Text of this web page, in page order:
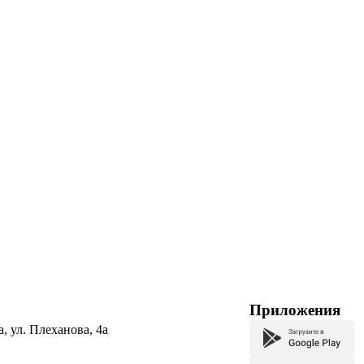
ул. Плеханова, 4а
Приложения